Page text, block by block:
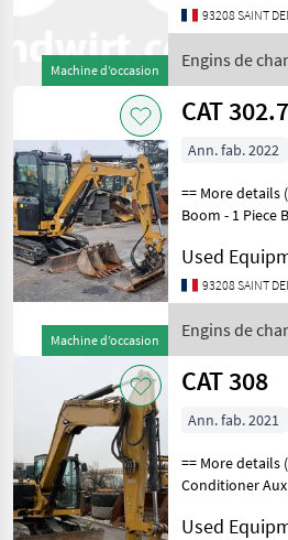
Machine d’occasion
Boom - 1 Piece
Valve Bucket
Standard
93208 SAINT
Engins de
CAT
Machine d’occasion
CAT 302.7
Ann. fab. 2022
== More details
Boom - 1 Piece
Type -
and Foot
Owner's Manual Radio -
FM Radio
93208 SAINT
Engins de
CAT
CAT 308
Ann. fab. 2021
== More details
Conditioner
Pressure Boom